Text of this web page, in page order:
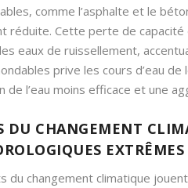
comme l’asphalte et le
réduite. Cette perte de
eaux de ruissellement,
prive les cours d’eau
de l’eau moins efficace et une
DU CHANGEMENT
EXTRÊMES
du changement climatique